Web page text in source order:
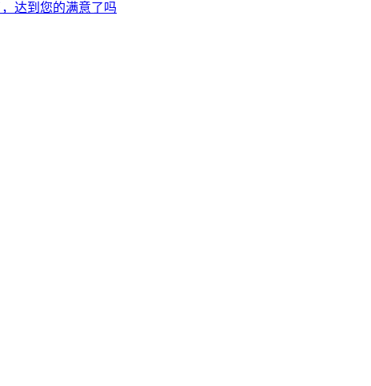
达到您的满意了吗